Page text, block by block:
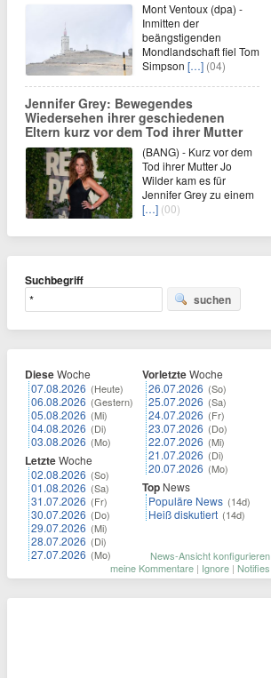
Mont Ventoux (dpa) -
Inmitten der
beängstigenden
Mondlandschaft fiel Tom
Simpson […] (04)
Jennifer Grey: Bewegendes
Wiedersehen ihrer geschiedenen
Eltern kurz vor dem Tod ihrer Mutter
(BANG) - Kurz vor dem
Tod ihrer Mutter Jo
Wilder kam es für
Jennifer Grey zu einem
[…] (00)
Suchbegriff
suchen
DieseWoche
07.08.2026 (Heute)
06.08.2026 (Gestern)
05.08.2026 (Mi)
04.08.2026 (Di)
03.08.2026 (Mo)
LetzteWoche
02.08.2026 (So)
01.08.2026 (Sa)
31.07.2026 (Fr)
30.07.2026 (Do)
29.07.2026 (Mi)
28.07.2026 (Di)
27.07.2026 (Mo)
VorletzteWoche
26.07.2026 (So)
25.07.2026 (Sa)
24.07.2026 (Fr)
23.07.2026 (Do)
22.07.2026 (Mi)
21.07.2026 (Di)
20.07.2026 (Mo)
Top News
Populäre News (14d)
Heiß diskutiert (14d)
News-Ansicht konfigurieren
meine Kommentare | Ignore | Notifies